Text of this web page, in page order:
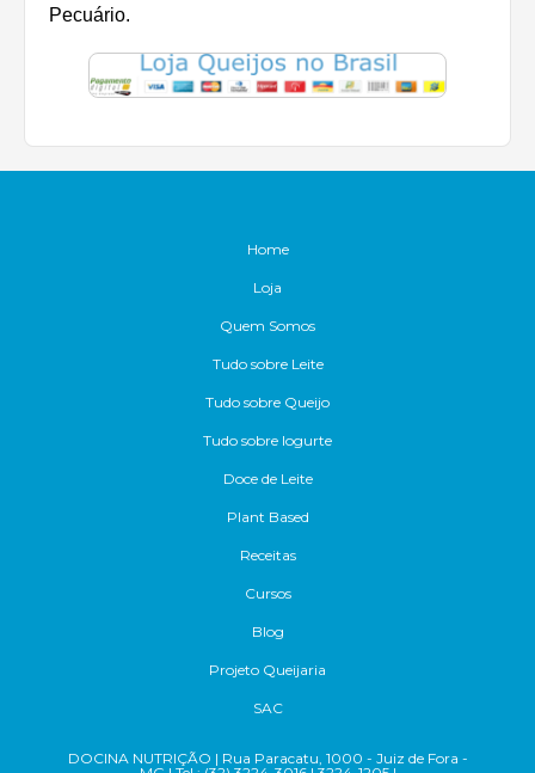
Pecuário.
Home
Loja
Quem Somos
Tudo sobre Leite
Tudo sobre Queijo
Tudo sobre Iogurte
Doce de Leite
Plant Based
Receitas
Cursos
Blog
Projeto Queijaria
SAC
DOCINA NUTRIÇÃO | Rua Paracatu, 1000 - Juiz de Fora -